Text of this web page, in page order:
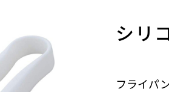
シリ
フライパ